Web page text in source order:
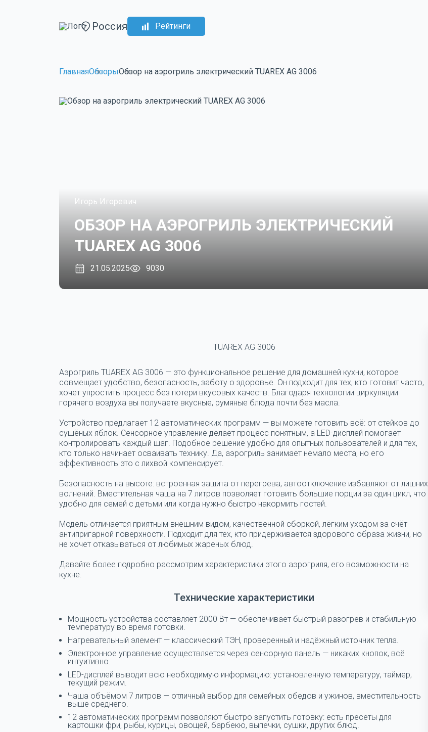
Россия Рейтинги
ГлавнаяОбзорыОбзор на аэрогриль электрический TUAREX AG 3006
Игорь Игоревич
ОБЗОР НА АЭРОГРИЛЬ ЭЛЕКТРИЧЕСКИЙ
TUAREX AG 3006
21.05.2025 9030
TUAREX AG 3006
Аэрогриль TUAREX AG 3006 — это функциональное решение для домашней кухни, которое
совмещает удобство, безопасность, заботу о здоровье. Он подходит для тех, кто готовит часто,
хочет упростить процесс без потери вкусовых качеств. Благодаря технологии циркуляции
горячего воздуха вы получаете вкусные, румяные блюда почти без масла.
Устройство предлагает 12 автоматических программ — вы можете готовить всё: от стейков до
сушёных яблок. Сенсорное управление делает процесс понятным, а LED-дисплей помогает
контролировать каждый шаг. Подобное решение удобно для опытных пользователей и для тех,
кто только начинает осваивать технику. Да, аэрогриль занимает немало места, но его
эффективность это с лихвой компенсирует.
Безопасность на высоте: встроенная защита от перегрева, автоотключение избавляют от лишних
волнений. Вместительная чаша на 7 литров позволяет готовить большие порции за один цикл, что
удобно для семей с детьми или когда нужно быстро накормить гостей.
Модель отличается приятным внешним видом, качественной сборкой, лёгким уходом за счёт
антипригарной поверхности. Подходит для тех, кто придерживается здорового образа жизни, но
не хочет отказываться от любимых жареных блюд.
Давайте более подробно рассмотрим характеристики этого аэрогриля, его возможности на
кухне.
Технические характеристики
Мощность устройства составляет 2000 Вт — обеспечивает быстрый разогрев и стабильную
температуру во время готовки.
Нагревательный элемент — классический ТЭН, проверенный и надёжный источник тепла.
Электронное управление осуществляется через сенсорную панель — никаких кнопок, всё
интуитивно.
LED-дисплей выводит всю необходимую информацию: установленную температуру, таймер,
текущий режим.
Чаша объёмом 7 литров — отличный выбор для семейных обедов и ужинов, вместительность
выше среднего.
12 автоматических программ позволяют быстро запустить готовку: есть пресеты для
картошки фри, рыбы, курицы, овощей, барбекю, выпечки, сушки, других блюд.